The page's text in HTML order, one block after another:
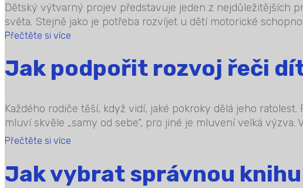
Dětský výtvarný projev představuje jeden z nejdůležitějších
světa. Stejně jako je potřeba rozvíjet u dětí motorické
Přečtěte si více
Jak podpořit rozvoj řeči
Každého rodiče těší, když vidí, jaké pokroky dělá jeho
mluví skvěle „samy od sebe“, pro jiné je mluvení velká
Přečtěte si více
Jak vybrat správnou